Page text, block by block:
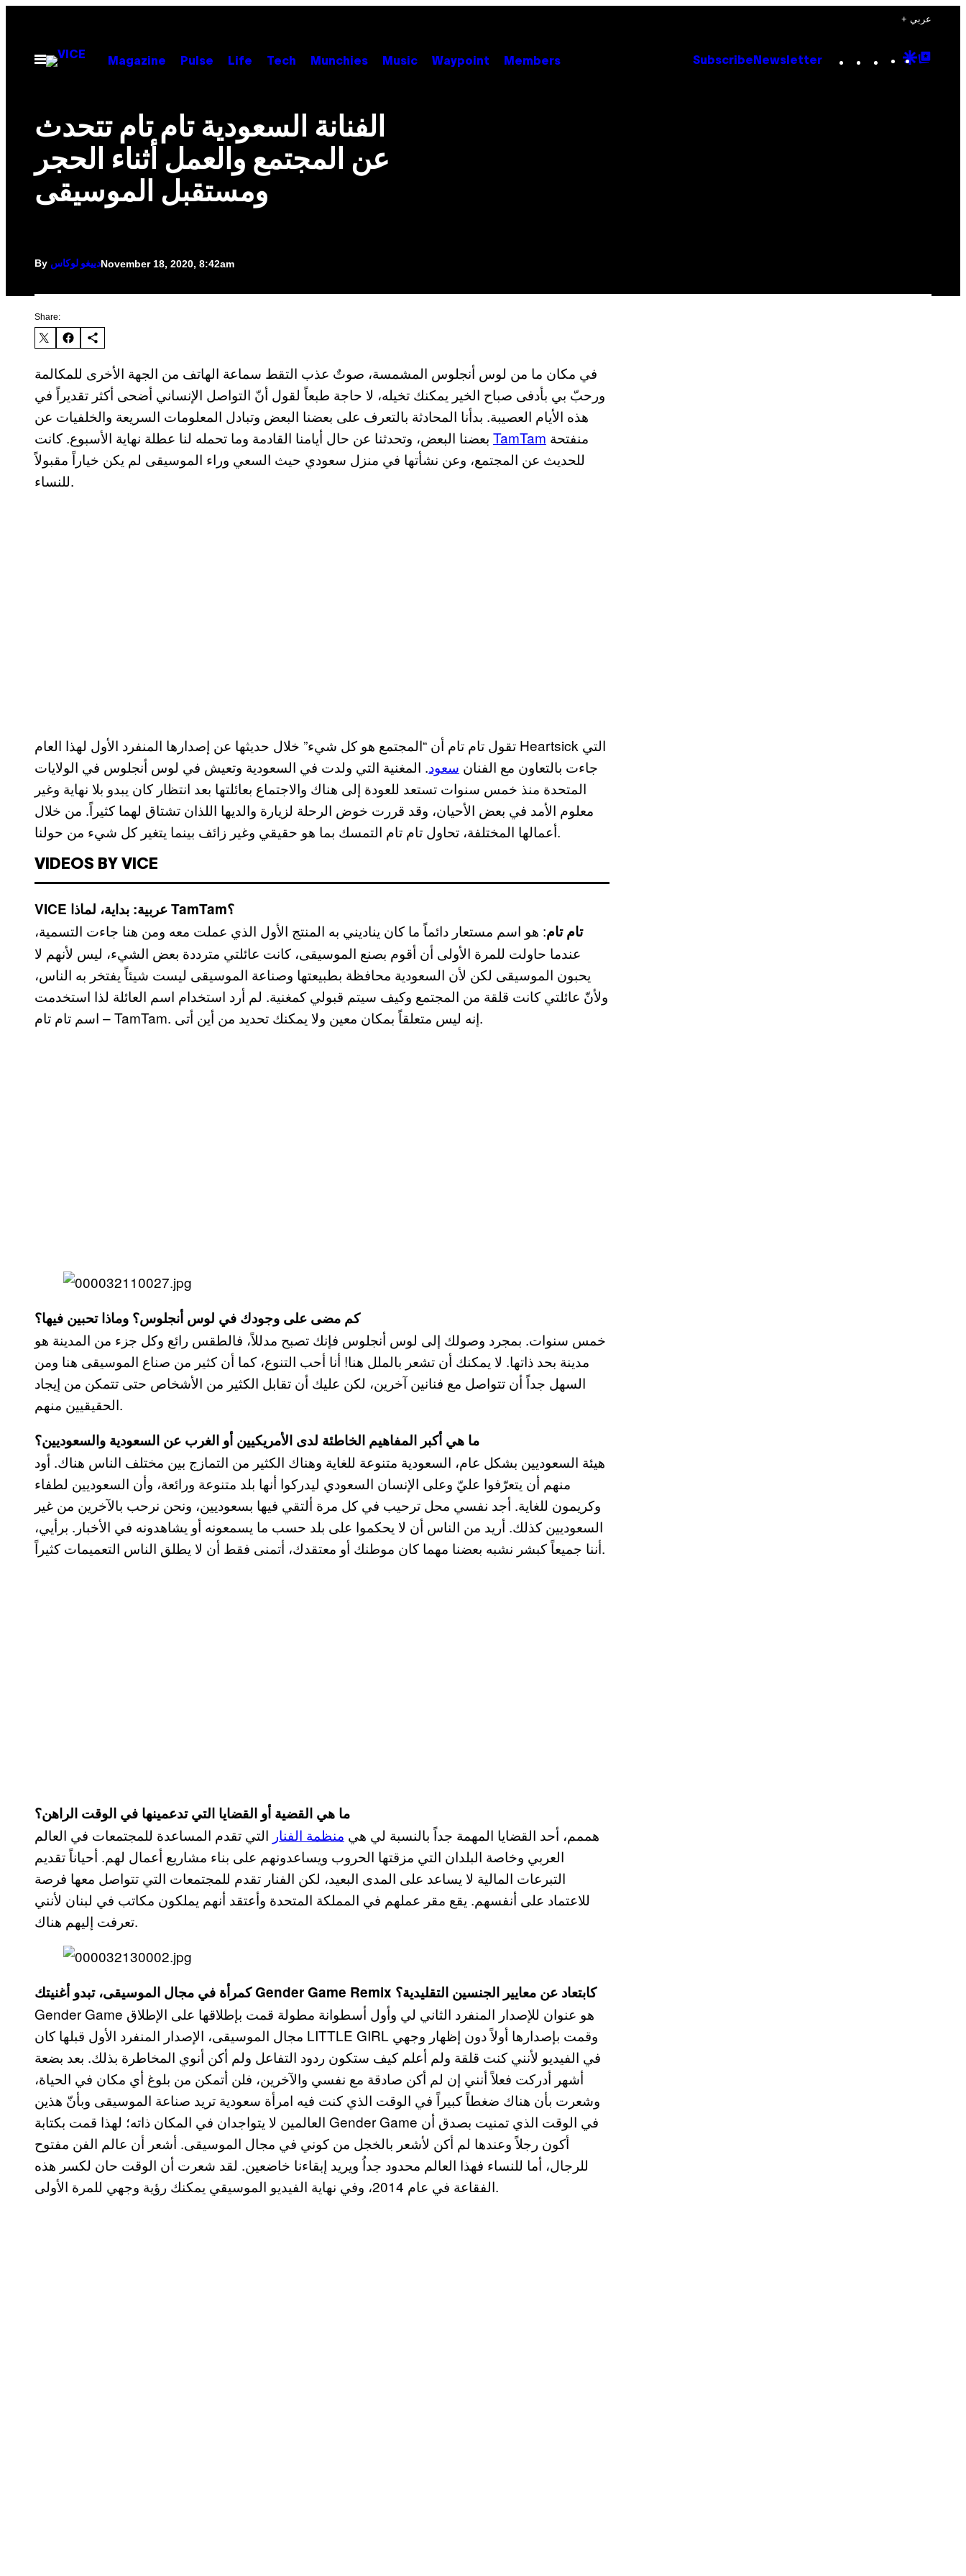
content
+ عربي
Open
Menu
Magazine Pulse Life Tech Munchies Music Waypoint Members Subscribe Newsletter Instagram
TikTok
YouTube
Google
الفنانة السعودية تام تام تتحدث
عن المجتمع والعمل أثناء الحجر
ومستقبل الموسيقى
By دييغو لوكاسNovember 18, 2020, 8:42am
Share:
في مكان ما من لوس أنجلوس المشمسة، صوتٌ عذب التقط سماعة الهاتف من الجهة الأخرى للمكالمة
ورحبّ بي بأدفى صباح الخير يمكنك تخيله، لا حاجة طبعاً لقول أنّ التواصل الإنساني أضحى أكثر تقديراً في
هذه الأيام العصيبة. بدأنا المحادثة بالتعرف على بعضنا البعض وتبادل المعلومات السريعة والخلفيات عن
TamTam
للحديث عن المجتمع، وعن نشأتها في منزل سعودي حيث السعي وراء الموسيقى لم يكن خياراً مقبولاً
للنساء.
تقول تام تام أن “المجتمع هو كل شيء” خلال حديثها عن إصدارها المنفرد الأول لهذا العام Heartsick التي
جاءت بالتعاون مع الفنان سعود. المغنية التي ولدت في السعودية وتعيش في لوس أنجلوس في الولايات
المتحدة منذ خمس سنوات تستعد للعودة إلى هناك والاجتماع بعائلتها بعد انتظار كان يبدو بلا نهاية وغير
معلوم الأمد في بعض الأحيان، وقد قررت خوض الرحلة لزيارة والديها اللذان تشتاق لهما كثيراً. من خلال
أعمالها المختلفة، تحاول تام تام التمسك بما هو حقيقي وغير زائف بينما يتغير كل شيء من حولنا.
VIDEOS BY VICE
VICE عربية: بداية، لماذا TamTam؟
تام تام: هو اسم مستعار دائماً ما كان يناديني به المنتج الأول الذي عملت معه ومن هنا جاءت التسمية،
عندما حاولت للمرة الأولى أن أقوم بصنع الموسيقى، كانت عائلتي مترددة بعض الشيء، ليس لأنهم لا
يحبون الموسيقى لكن لأن السعودية محافظة بطبيعتها وصناعة الموسيقى ليست شيئاً يفتخر به الناس،
ولأنّ عائلتي كانت قلقة من المجتمع وكيف سيتم قبولي كمغنية. لم أرد استخدام اسم العائلة لذا استخدمت
اسم تام تام – TamTam. إنه ليس متعلقاً بمكان معين ولا يمكنك تحديد من أين أتى.
كم مضى على وجودك في لوس أنجلوس؟ وماذا تحبين فيها؟
خمس سنوات. بمجرد وصولك إلى لوس أنجلوس فإنك تصبح مدللاً، فالطقس رائع وكل جزء من المدينة هو
مدينة بحد ذاتها. لا يمكنك أن تشعر بالملل هنا! أنا أحب التنوع، كما أن كثير من صناع الموسيقى هنا ومن
السهل جداً أن تتواصل مع فنانين آخرين، لكن عليك أن تقابل الكثير من الأشخاص حتى تتمكن من إيجاد
الحقيقيين منهم.
ما هي أكبر المفاهيم الخاطئة لدى الأمريكيين أو الغرب عن السعودية والسعوديين؟
هيئة السعوديين بشكل عام، السعودية متنوعة للغاية وهناك الكثير من التمازج بين مختلف الناس هناك. أود
منهم أن يتعرّفوا عليّ وعلى الإنسان السعودي ليدركوا أنها بلد متنوعة ورائعة، وأن السعوديين لطفاء
وكريمون للغاية. أجد نفسي محل ترحيب في كل مرة ألتقي فيها بسعوديين، ونحن نرحب بالآخرين من غير
السعوديين كذلك. أريد من الناس أن لا يحكموا على بلد حسب ما يسمعونه أو يشاهدونه في الأخبار. برأيي،
أننا جميعاً كبشر نشبه بعضنا مهما كان موطنك أو معتقدك، أتمنى فقط أن لا يطلق الناس التعميمات كثيراً.
ما هي القضية أو القضايا التي تدعمينها في الوقت الراهن؟
هممم، أحد القضايا المهمة جداً بالنسبة لي هي منظمة الفنار التي تقدم المساعدة للمجتمعات في العالم
العربي وخاصة البلدان التي مزقتها الحروب ويساعدونهم على بناء مشاريع أعمال لهم. أحياناً تقديم
التبرعات المالية لا يساعد على المدى البعيد، لكن الفنار تقدم للمجتمعات التي تتواصل معها فرصة
للاعتماد على أنفسهم. يقع مقر عملهم في المملكة المتحدة وأعتقد أنهم يملكون مكاتب في لبنان لأنني
تعرفت إليهم هناك.
كمرأة في مجال الموسيقى، تبدو أغنيتك Gender Game Remix كابتعاد عن معايير الجنسين التقليدية؟
Gender Game هو عنوان للإصدار المنفرد الثاني لي وأول أسطوانة مطولة قمت بإطلاقها على الإطلاق
مجال الموسيقى، الإصدار المنفرد الأول قبلها كان LITTLE GIRL وقمت بإصدارها أولاً دون إظهار وجهي
في الفيديو لأنني كنت قلقة ولم أعلم كيف ستكون ردود التفاعل ولم أكن أنوي المخاطرة بذلك. بعد بضعة
أشهر أدركت فعلاً أنني إن لم أكن صادقة مع نفسي والآخرين، فلن أتمكن من بلوغ أي مكان في الحياة،
وشعرت بأن هناك ضغطاً كبيراً في الوقت الذي كنت فيه امرأة سعودية تريد صناعة الموسيقى وبأنّ هذين
العالمين لا يتواجدان في المكان ذاته؛ لهذا قمت بكتابة Gender Game في الوقت الذي تمنيت بصدق أن
أكون رجلاً وعندها لم أكن لأشعر بالخجل من كوني في مجال الموسيقى. أشعر أن عالم الفن مفتوح
للرجال، أما للنساء فهذا العالم محدود جداُ ويريد إبقاءنا خاضعين. لقد شعرت أن الوقت حان لكسر هذه
الفقاعة في عام 2014، وفي نهاية الفيديو الموسيقي يمكنك رؤية وجهي للمرة الأولى.